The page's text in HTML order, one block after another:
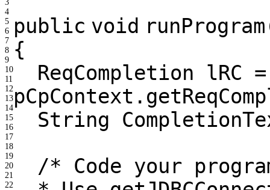
3
4
5
6
7
8
9
10
11
12
13
14
15
16
17
18
19
20
21
22
public void
{
ReqCompletion lRC =
String
/* Code your